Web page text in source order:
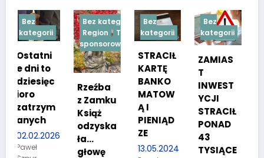
Bez kategorii
Region
Treść
sponsorowana
Rzeźba
z Zamku
Książ
odzyska
ła…
głowę
Bez
kategorii
STRACIŁ
KARTĘ
BANKO
MATOW
Ą I
PIENIĄD
ZE
13.05.2024
Bez
kategorii
ZAMIAS
T
INWEST
YCJI
PONAD
TYSIĄCE
Bez
kategorii
TESTY
NOŚCIO
WE DLA
KANDYD
ATÓW
POLICJI